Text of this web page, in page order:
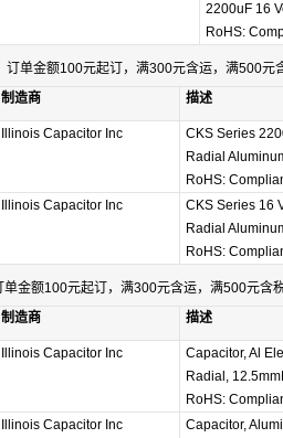
2200uF 16
RoHS:
单金额100元起订，满300元含运，满500元
制造商 描述
Illinois Capacitor Inc
CKS Series
Radial
RoHS:
Illinois Capacitor Inc
CKS Series 16
Radial
RoHS:
金额100元起订，满300元含运，满500元含
制造商 描述
Illinois Capacitor Inc
Capacitor, Al
Radial,
RoHS:
Illinois Capacitor Inc
Capacitor,